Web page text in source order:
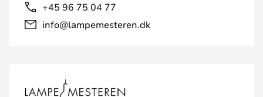
+45 96 75 04 77
info@lampemesteren.dk